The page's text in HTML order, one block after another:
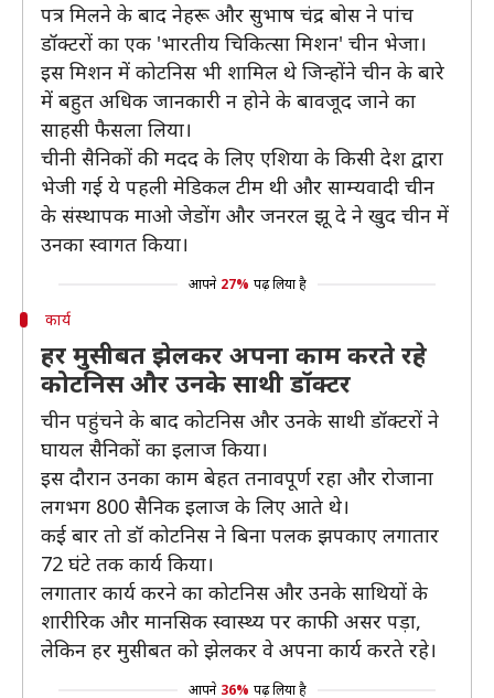
पत्र मिलने के बाद नेहरू और सुभाष चंद्र बोस ने पांच
डॉक्टरों का एक 'भारतीय चिकित्सा मिशन' चीन भेजा।
इस मिशन में कोटनिस भी शामिल थे जिन्होंने चीन के बारे
में बहुत अधिक जानकारी न होने के बावजूद जाने का
साहसी फैसला लिया।
चीनी सैनिकों की मदद के लिए एशिया के किसी देश द्वारा
भेजी गई ये पहली मेडिकल टीम थी और साम्यवादी चीन
के संस्थापक माओ जेडोंग और जनरल झू दे ने खुद चीन में
उनका स्वागत किया।
आपने 27% पढ़ लिया है
कार्य
हर मुसीबत झेलकर अपना काम करते रहे
कोटनिस और उनके साथी डॉक्टर
चीन पहुंचने के बाद कोटनिस और उनके साथी डॉक्टरों ने
घायल सैनिकों का इलाज किया।
इस दौरान उनका काम बेहत तनावपूर्ण रहा और रोजाना
लगभग 800 सैनिक इलाज के लिए आते थे।
कई बार तो डॉ कोटनिस ने बिना पलक झपकाए लगातार
72 घंटे तक कार्य किया।
लगातार कार्य करने का कोटनिस और उनके साथियों के
शारीरिक और मानसिक स्वास्थ्य पर काफी असर पड़ा,
लेकिन हर मुसीबत को झेलकर वे अपना कार्य करते रहे।
आपने 36% पढ़ लिया है